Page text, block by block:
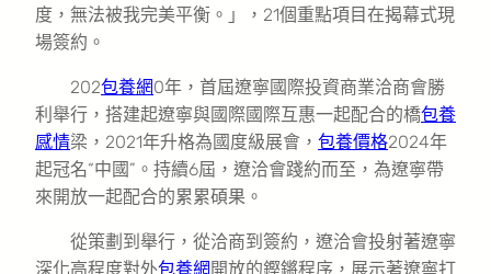
度，無法被我完美平衡。」，21個重點項目在揭幕式現
場簽約。
202包養網0年，首屆遼寧國際投資商業洽商會勝
利舉行，搭建起遼寧與國際國際互惠一起配合的橋包養
感情梁，2021年升格為國度級展會， 包養價格2024年
起冠名“中國”。持續6屆，遼洽會踐約而至，為遼寧帶
來開放一起配合的累累碩果。
從策劃到舉行，從洽商到簽約，遼洽會投射著遼寧
深化高程度對外包養網 開放的鏗鏘程序，展示著遼寧打